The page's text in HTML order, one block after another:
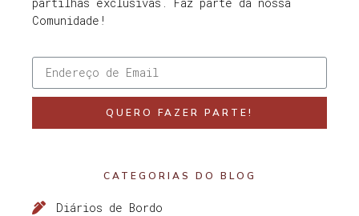
Comunidade!
QUERO FAZER PARTE!
CATEGORIAS DO BLOG
Diários de Bordo